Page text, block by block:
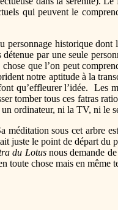
qui peuvent le
historique dont
détenue par une seule
chose que l’on peut
notre aptitude à la
qu’effleurer l’idée. Les
tomber tous ces fatras
ordinateur, ni la TV, ni le
méditation sous cet arbre
juste le point de départ du
du Lotusnous demande
toute chose mais en même